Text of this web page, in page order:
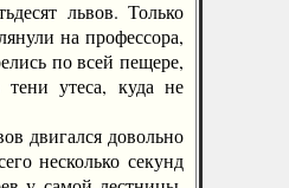
львов. Только
на профессора,
по всей пещере,
утеса, куда не
двигался довольно
несколько секунд